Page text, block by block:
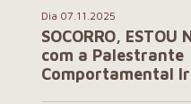
Dia 07.11.2025
SOCORRO, ESTOU
com a Palestrante
Comportamental